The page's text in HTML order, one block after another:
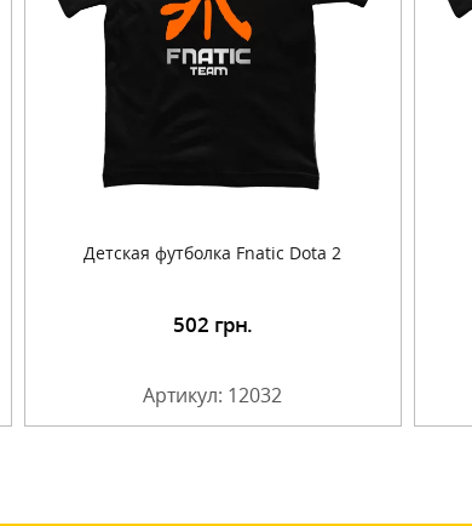
Детская футболка Fnatic Dota 2
502 грн.
Артикул: 12032
Подробнее